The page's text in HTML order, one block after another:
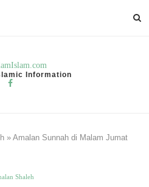
Information
» Amalan Sunnah di Malam Jumat
Shaleh